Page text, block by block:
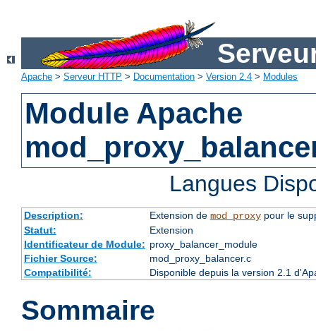
Apache > Serveur HTTP > Documentation > Version 2.4 > Modules
Module Apache
Langues
Description: Extension de mod_proxypour le
Statut:
Extension
Identificateur de Module: proxy_balancer_module
Fichier Source:
mod_proxy_balancer.c
Compatibilité:
Disponible depuis la version 2.1
Sommaire